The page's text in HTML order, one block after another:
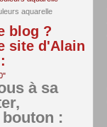
aquarelle
blog ?
site d'Alain
à sa
: